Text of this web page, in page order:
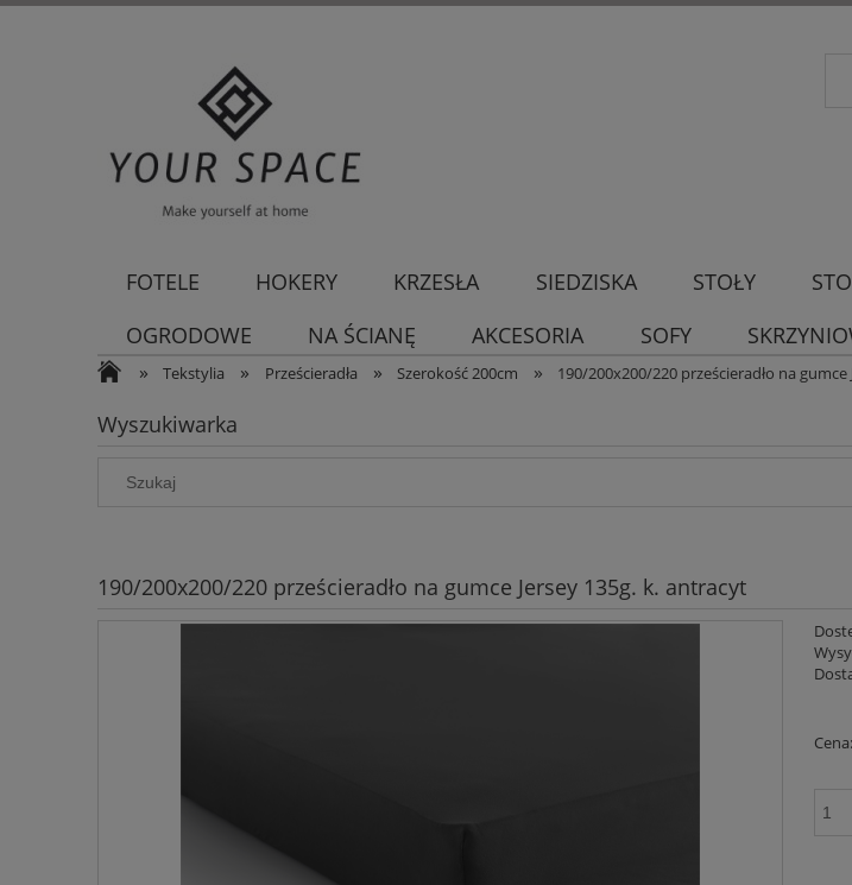
FOTELE HOKERY KRZESŁA SIEDZISKA STOŁY
OGRODOWE
NA ŚCIANĘ AKCESORIA SOFY
» Tekstylia » Prześcieradła » Szerokość 200cm » 190/200x200/220 prześcieradło na
Wyszukiwarka
190/200x200/220 prześcieradło na gumce Jersey 135g. k. antracyt
Cena: